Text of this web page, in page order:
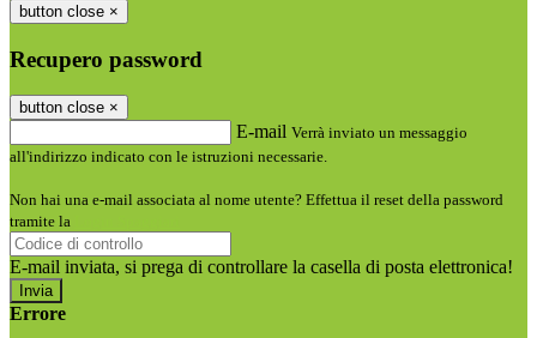
button close ×
Recupero password
button close ×
E-mail Verrà inviato un messaggio
all'indirizzo indicato con le istruzioni necessarie.
Non hai una e-mail associata al nome utente? Effettua il reset della password
tramite la
E-mail inviata, si prega di controllare la casella di posta elettronica!
Errore